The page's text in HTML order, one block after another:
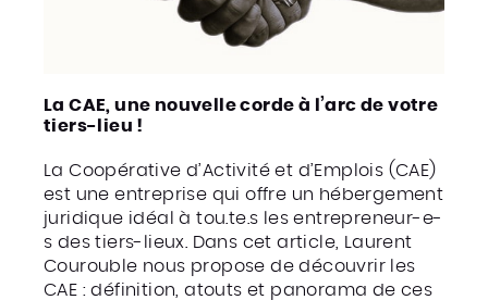
La CAE, une nouvelle corde à l’arc de votre
tiers-lieu !
La Coopérative d’Activité et d’Emplois (CAE)
est une entreprise qui offre un hébergement
juridique idéal à tou.te.s les entrepreneur-e-
s des tiers-lieux. Dans cet article, Laurent
Courouble nous propose de découvrir les
CAE : définition, atouts et panorama de ces